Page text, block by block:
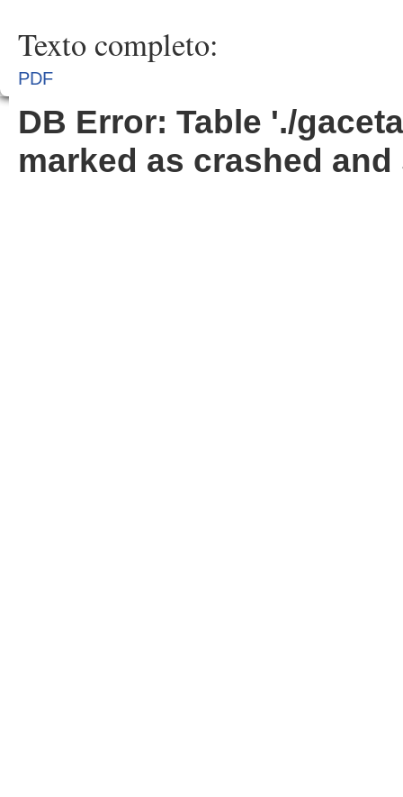
Texto completo:
PDF
DB Error: Table './
marked as crashed